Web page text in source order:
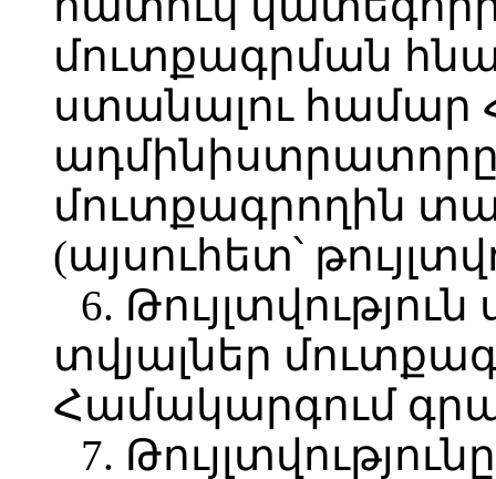
մուտքագրման
ստանալու
ադմինիստրատորը
մուտքագրողին
(այսուհետ՝
6.
տվյալներ
Համակարգում
7.